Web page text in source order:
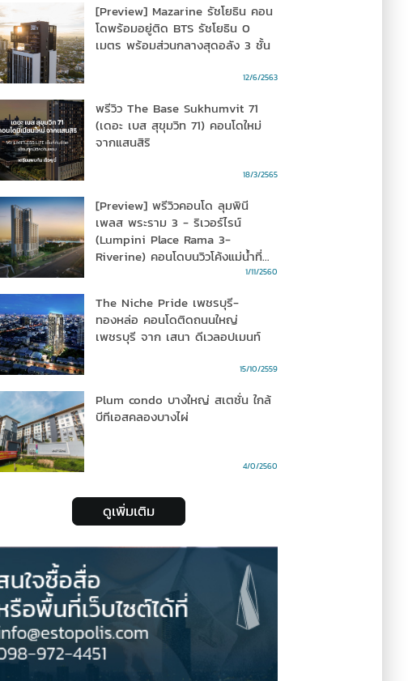
[Preview] Mazarine รัชโยธิน คอน
โดพร้อมอยู่ติด BTS รัชโยธิน 0
เมตร พร้อมส่วนกลางสุดอลัง 3 ชั้น
12/6/2563
พรีวิว The Base Sukhumvit 71
(เดอะ เบส สุขุมวิท 71) คอนโดใหม่
จากแสนสิริ
18/3/2565
[Preview] พรีวิวคอนโด ลุมพินี
เพลส พระราม 3 - ริเวอร์ไรน์
(Lumpini Place Rama 3-
Riverine) คอนโดบนวิวโค้งแม่น้ำที่
สวยที่สุด ราคาเริ่ม 1.78 ล้านบาท1/11/2560
The Niche Pride เพชรบุรี-
ทองหล่อ คอนโดติดถนนใหญ่
เพชรบุรี จาก เสนา ดีเวลอปเมนท์
15/10/2559
Plum condo บางใหญ่ สเตชั่น ใกล้
บีทีเอสคลองบางไผ่
4/0/2560
ดูเพิ่มเติม